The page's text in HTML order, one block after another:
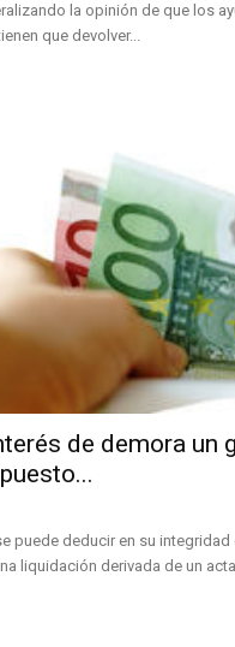
la opinión de que los
que devolver...
de demora un
puede deducir en su
liquidación derivada de un